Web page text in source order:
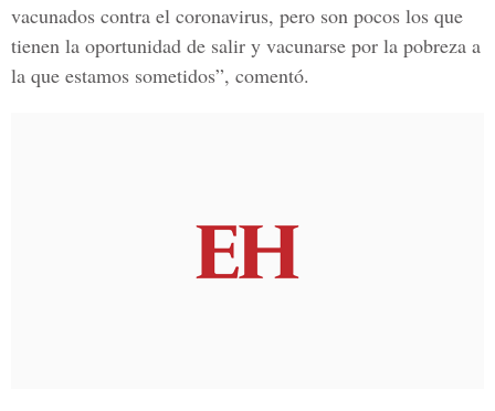
vacunados contra el coronavirus, pero son pocos los que
tienen la oportunidad de salir y vacunarse por la pobreza a
la que estamos sometidos”, comentó.